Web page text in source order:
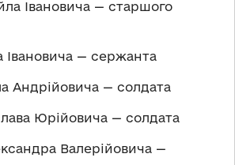
Івановича — старшого
Івановича — сержанта
Андрійовича — солдата
Юрійовича — солдата
Валерійовича —